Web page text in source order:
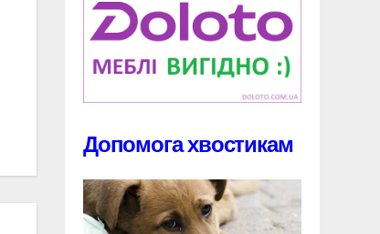
Допомога хвостикам